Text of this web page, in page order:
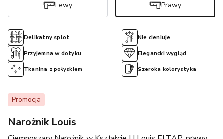
Promocja
Narożnik Louis
Delikatny splot Nie cieniuje
Przyjemna w dotyku Elegancki wygląd
Tkanina z połyskiem Szeroka kolorystyka
Lewy Prawy